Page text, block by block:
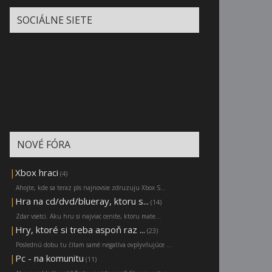
SOCIÁLNE SIETE
NOVÉ FÓRA
| Xbox hraci (4)
Ahojte, kde sa teraz pls najnovsie zdruzuju Xbox S...
| Hra na cd/dvd/blueray, ktoru s... (14)
Zdar vsetci. Aku hru si najviac cenite, ktoru mate...
| Hry, ktoré si treba aspoň raz ... (23)
Poslednú dobu tu čítam samé negatíva ovplyvňujúce ...
| Pc - na komunitu (11)